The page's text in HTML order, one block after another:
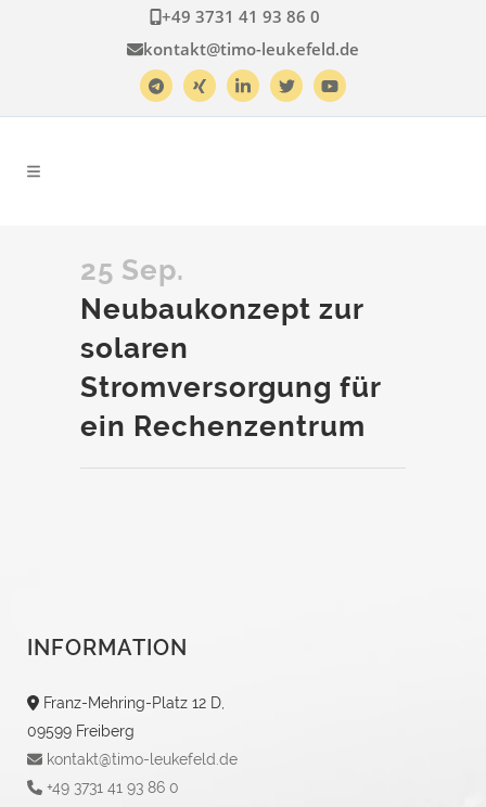
+49 3731 41 93 86 0
kontakt@timo-leukefeld.de
25 Sep.
Neubaukonzept zur
solaren
Stromversorgung für
ein Rechenzentrum
INFORMATION
Franz-Mehring-Platz 12 D,
09599 Freiberg
kontakt@timo-leukefeld.de
+49 3731 41 93 86 0